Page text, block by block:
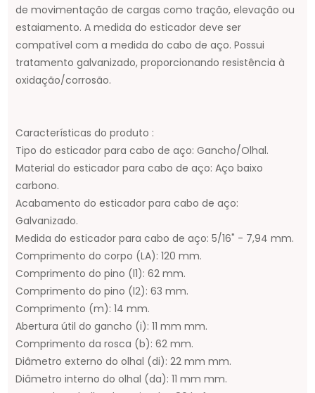
de movimentação de cargas como tração, elevação ou
estaiamento. A medida do esticador deve ser
compatível com a medida do cabo de aço. Possui
tratamento galvanizado, proporcionando resistência à
oxidação/corrosão.
Características do produto :
Tipo do esticador para cabo de aço: Gancho/Olhal.
Material do esticador para cabo de aço: Aço baixo
carbono.
Acabamento do esticador para cabo de aço:
Galvanizado.
Medida do esticador para cabo de aço: 5/16" - 7,94 mm.
Comprimento do corpo (LA): 120 mm.
Comprimento do pino (l1): 62 mm.
Comprimento do pino (l2): 63 mm.
Comprimento (m): 14 mm.
Abertura útil do gancho (i): 11 mm mm.
Comprimento da rosca (b): 62 mm.
Diâmetro externo do olhal (di): 22 mm mm.
Diâmetro interno do olhal (da): 11 mm mm.